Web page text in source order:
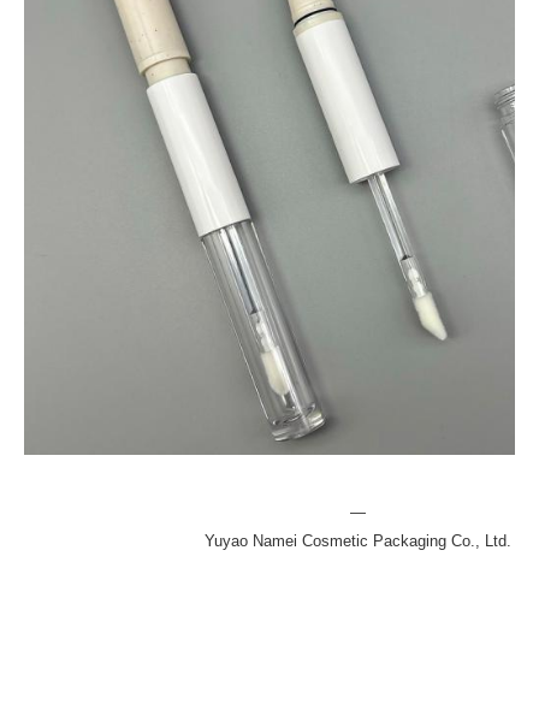
—
Yuyao Namei Cosmetic Packaging Co., Ltd.